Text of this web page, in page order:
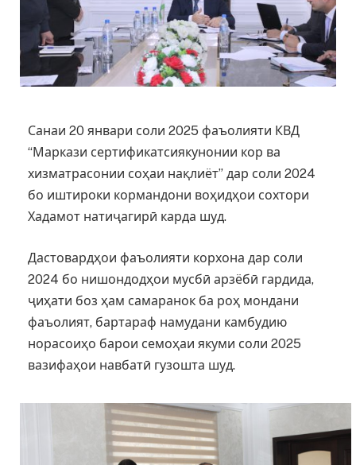
Санаи 20 январи соли 2025 фаъолияти КВД
“Маркази сертификатсиякунонии кор ва
хизматрасонии соҳаи нақлиёт” дар соли 2024
бо иштироки кормандони воҳидҳои сохтори
Хадамот натиҷагирӣ карда шуд.
Дастовардҳои фаъолияти корхона дар соли
2024 бо нишондодҳои мусбӣ арзёбӣ гардида,
ҷиҳати боз ҳам самаранок ба роҳ мондани
фаъолият, бартараф намудани камбудию
норасоиҳо барои семоҳаи якуми соли 2025
вазифаҳои навбатӣ гузошта шуд.